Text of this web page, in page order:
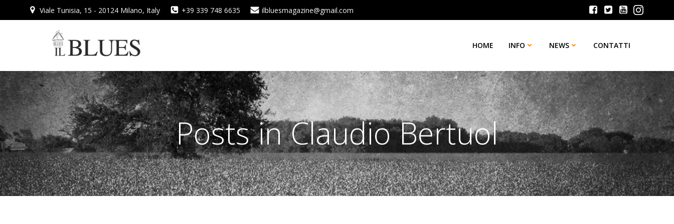
al
Viale Tunisia, 15 - 20124 Milano, Italy +39 339 748 6635 ilbluesmagazine@gmail.com
HOME INFO NEWS CONTATTI
Posts in Claudio Bertuol